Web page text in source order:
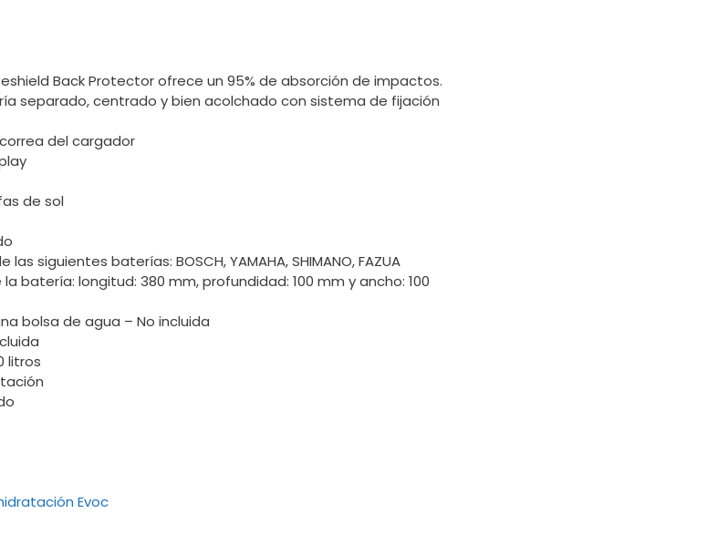
Back Protector ofrece un 95% de absorción de impactos.
separado, centrado y bien acolchado con sistema de fijación
del cargador
de sol
siguientes baterías: BOSCH, YAMAHA, SHIMANO, FAZUA
batería: longitud: 380 mm, profundidad: 100 mm y ancho: 100
bolsa de agua – No incluida
litros
Evoc